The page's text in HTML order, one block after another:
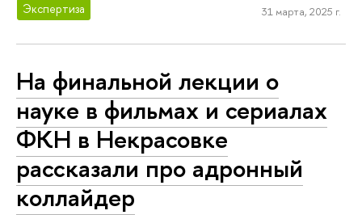
Экспертиза 31 марта, 2025 г.
На финальной лекции о
науке в фильмах и сериалах
ФКН в Некрасовке
рассказали про адронный
коллайдер